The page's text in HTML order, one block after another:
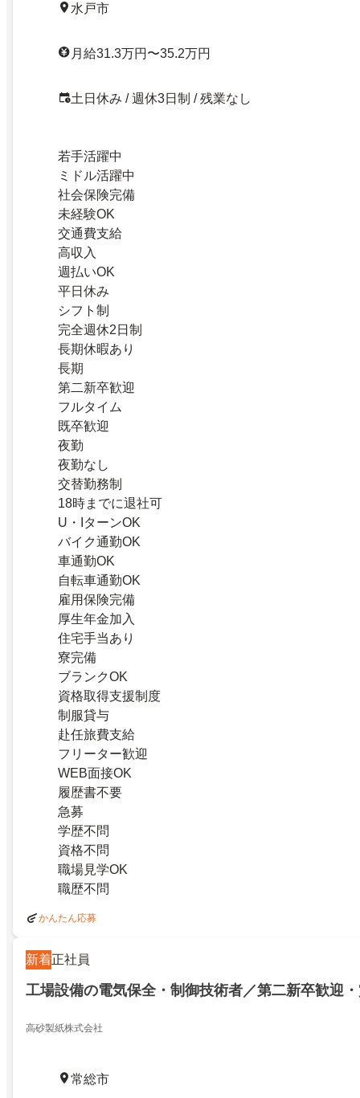
水戸市
月給31.3万円〜35.2万円
土日休み / 週休3日制 / 残業なし
若手活躍中
ミドル活躍中
社会保険完備
未経験OK
交通費支給
高収入
週払いOK
平日休み
シフト制
完全週休2日制
長期休暇あり
長期
第二新卒歓迎
フルタイム
既卒歓迎
夜勤
夜勤なし
交替勤務制
18時までに退社可
U・IターンOK
バイク通勤OK
車通勤OK
自転車通勤OK
雇用保険完備
厚生年金加入
住宅手当あり
寮完備
ブランクOK
資格取得支援制度
制服貸与
赴任旅費支給
フリーター歓迎
WEB面接OK
履歴書不要
急募
学歴不問
資格不問
職場見学OK
職歴不問
かんたん応募
新着正社員
工場設備の電気保全・制御技術者／第二新卒歓迎
高砂製紙株式会社
常総市